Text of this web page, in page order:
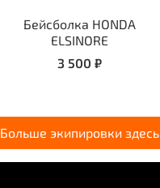
Бейсболка HONDA
ELSINORE
3 500 ₽
Больше экипировки здесь